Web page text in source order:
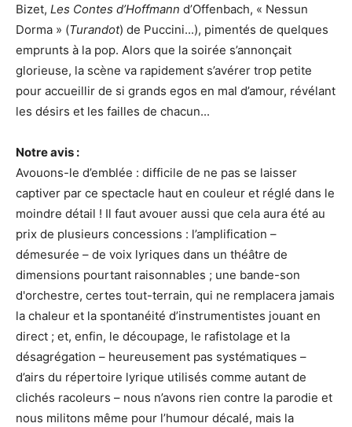
Bizet, Les Contes d’Hoffmann d’Offenbach, « Nessun
Dorma » (Turandot) de Puccini...), pimentés de quelques
emprunts à la pop. Alors que la soirée s’annonçait
glorieuse, la scène va rapidement s’avérer trop petite
pour accueillir de si grands egos en mal d’amour, révélant
les désirs et les failles de chacun...
Notre avis :
Avouons-le d’emblée : difficile de ne pas se laisser
captiver par ce spectacle haut en couleur et réglé dans le
moindre détail ! Il faut avouer aussi que cela aura été au
prix de plusieurs concessions : l’amplification –
démesurée – de voix lyriques dans un théâtre de
dimensions pourtant raisonnables ; une bande-son
d'orchestre, certes tout-terrain, qui ne remplacera jamais
la chaleur et la spontanéité d’instrumentistes jouant en
direct ; et, enfin, le découpage, le rafistolage et la
désagrégation – heureusement pas systématiques –
d’airs du répertoire lyrique utilisés comme autant de
clichés racoleurs – nous n’avons rien contre la parodie et
nous militons même pour l’humour décalé, mais la